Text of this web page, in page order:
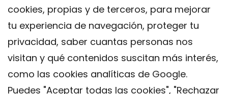
cookies, propias y de terceros, para mejorar
tu experiencia de navegación, proteger tu
privacidad, saber cuantas personas nos
visitan y qué contenidos suscitan más interés,
como las cookies analíticas de Google.
Puedes "Aceptar todas las cookies", "Rechazar